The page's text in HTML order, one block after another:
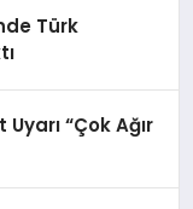
Türk
“Çok Ağır